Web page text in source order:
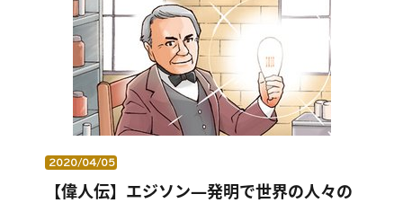
2020/04/05
【偉人伝】エジソン―発明で世界の人々の